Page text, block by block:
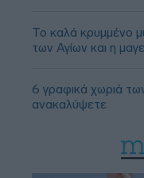
Το καλά κρυμμένο
των Αγίων και η
6 γραφικά χωριά
ανακαλύψετε